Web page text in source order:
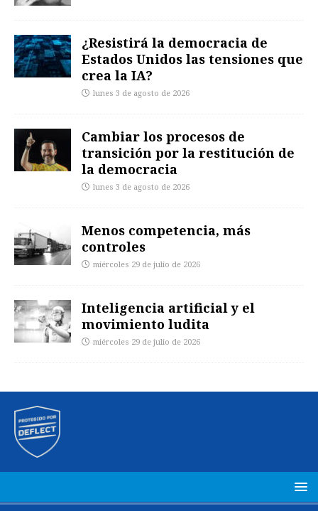
¿Resistirá la democracia de
Estados Unidos las tensiones que
crea la IA?
lunes 3 de agosto de 2026
Cambiar los procesos de
transición por la restitución de
la democracia
lunes 3 de agosto de 2026
Menos competencia, más
controles
miércoles 29 de julio de 2026
Inteligencia artificial y el
movimiento ludita
miércoles 29 de julio de 2026